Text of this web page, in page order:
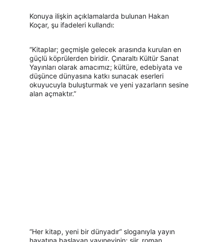
Konuya ilişkin açıklamalarda bulunan Hakan
Koçar, şu ifadeleri kullandı:
“Kitaplar; geçmişle gelecek arasında kurulan en
güçlü köprülerden biridir. Çınaraltı Kültür Sanat
Yayınları olarak amacımız; kültüre, edebiyata ve
düşünce dünyasına katkı sunacak eserleri
okuyucuyla buluşturmak ve yeni yazarların sesine
alan açmaktır.”
“Her kitap, yeni bir dünyadır” sloganıyla yayın
hayatına başlayan yayınevinin; şiir, roman,